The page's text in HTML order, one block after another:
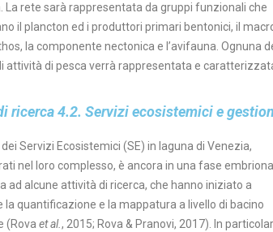
La rete sarà rappresentata da gruppi funzionali che
il plancton ed i produttori primari bentonici, il
la componente nectonica e l’avifauna. Ognuna
attività di pesca verrà rappresentata e
potrebbero risultare importanti. Lo strumento
di valutare la capacità dell’ecosistema lagunare
alcuni servizi ecosistemici (ad esempio, riciclo
ricerca 4.2. Servizi ecosistemici e
dei Servizi Ecosistemici (SE) in laguna di Venezia,
nel loro complesso, è ancora in una fase
ad alcune attività di ricerca, che hanno iniziato a
la quantificazione e la mappatura a livello di bacino
(Rova et al., 2015; Rova & Pranovi, 2017). In